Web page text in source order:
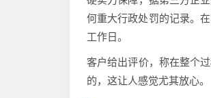
何重大行政处罚的记录。
工作日。
客户给出评价，称在整个
的，这让人感觉尤其放心。